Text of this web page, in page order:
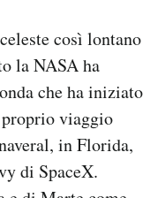
così lontano
la NASA ha
che ha iniziato
viaggio
in Florida,
di SpaceX.